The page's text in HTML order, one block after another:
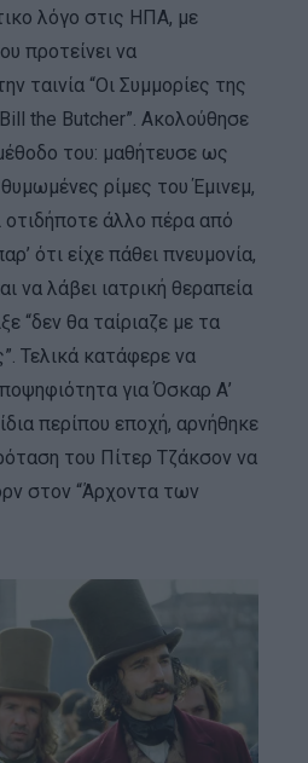
λόγο στις ΗΠΑ, με
προτείνει να
ταινία “Οι Συμμορίες της
the Butcher”. Ακολούθησε
του: μαθήτευσε ως
ρίμες του Έμινεμ,
οτιδήποτε άλλο πέρα από
ότι είχε πάθει πνευμονία,
να λάβει ιατρική θεραπεία
“δεν θα ταίριαζε με τα
Τελικά κατάφερε να
για Όσκαρ Α’
περίπου εποχή, αρνήθηκε
του Πίτερ Τζάκσον να
στον “Άρχοντα των